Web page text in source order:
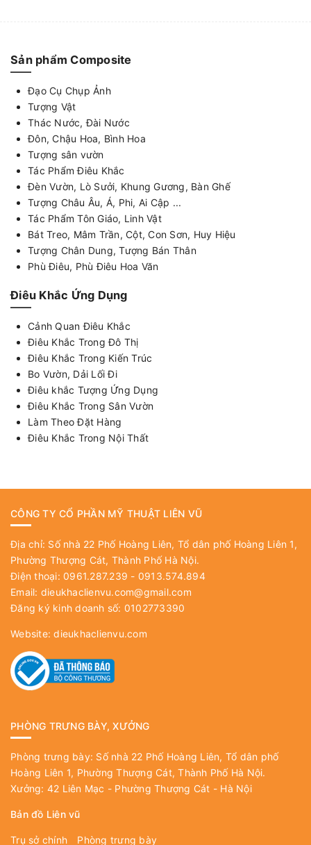
Sản phẩm Composite
Đạo Cụ Chụp Ảnh
Tượng Vật
Thác Nước, Đài Nước
Đôn, Chậu Hoa, Bình Hoa
Tượng sân vườn
Tác Phẩm Điêu Khắc
Đèn Vườn, Lò Sưởi, Khung Gương, Bàn Ghế
Tượng Châu Âu, Á, Phi, Ai Cập ...
Tác Phẩm Tôn Giáo, Linh Vật
Bát Treo, Mâm Trần, Cột, Con Sơn, Huy Hiệu
Tượng Chân Dung, Tượng Bán Thân
Phù Điêu, Phù Điêu Hoa Văn
Điêu Khắc Ứng Dụng
Cảnh Quan Điêu Khắc
Điêu Khắc Trong Đô Thị
Điêu Khắc Trong Kiến Trúc
Bo Vườn, Dải Lối Đi
Điêu khắc Tượng Ứng Dụng
Điêu Khắc Trong Sân Vườn
Làm Theo Đặt Hàng
Điêu Khắc Trong Nội Thất
CÔNG TY CỔ PHẦN MỸ THUẬT LIÊN VŨ
Địa chỉ: Số nhà 22 Phố Hoàng Liên, Tổ dân phố Hoàng Liên 1,
Phường Thượng Cát, Thành Phố Hà Nội.
Điện thoại: 0961.287.239 - 0913.574.894
Email: dieukhaclienvu.com@gmail.com
Đăng ký kinh doanh số: 0102773390
Website:dieukhaclienvu.com
PHÒNG TRƯNG BÀY, XƯỞNG
Phòng trưng bày: Số nhà 22 Phố Hoàng Liên, Tổ dân phố
Hoàng Liên 1, Phường Thượng Cát, Thành Phố Hà Nội.
Xưởng: 42 Liên Mạc - Phường Thượng Cát - Hà Nội
Bản đồ Liên vũ
Trụ sở chính Phòng trưng bày